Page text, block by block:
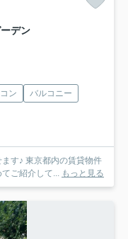
デン
ン
バルコニー
貸物件
ご紹介して... もっと見る